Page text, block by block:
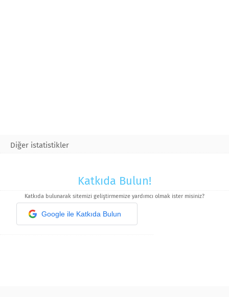
Diğer istatistikler
Katkıda Bulun!
Katkıda bulunarak sitemizi geliştirmemize yardımcı olmak ister misiniz?
Google ile Katkıda Bulun